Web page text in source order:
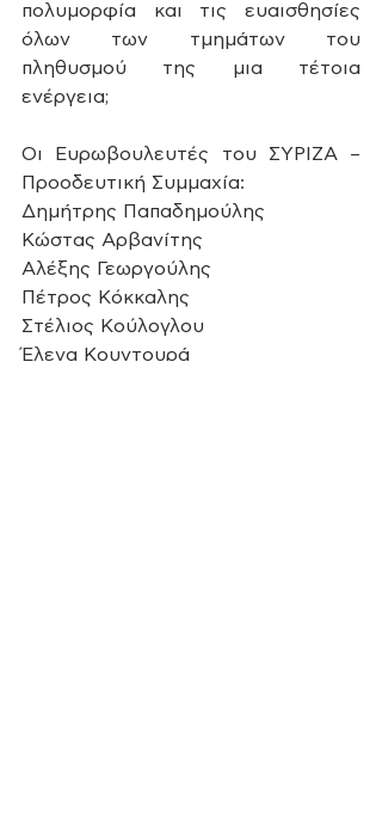
πολυμορφία και τις ευαισθησίες
όλων των τμημάτων του
πληθυσμού της μια τέτοια
ενέργεια;
Οι Ευρωβουλευτές του ΣΥΡΙΖΑ –
Προοδευτική Συμμαχία:
Δημήτρης Παπαδημούλης
Κώστας Αρβανίτης
Αλέξης Γεωργούλης
Πέτρος Κόκκαλης
Στέλιος Κούλογλου
Έλενα Κουντουρά